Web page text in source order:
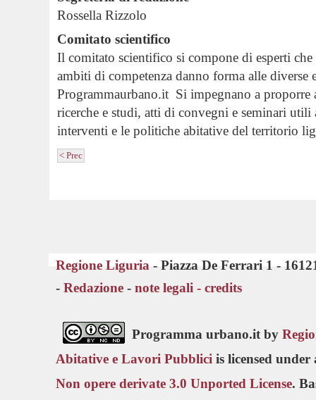
Rossella Rizzolo
Comitato scientifico
Il comitato scientifico si compone di esperti
ambiti di competenza danno forma alle
Programmaurbano.it Si impegnano a proporre
ricerche e studi, atti di convegni e seminari
interventi e le politiche abitative del territorio
< Prec
Regione Liguria - Piazza De Ferrari 1 -
- Redazione - note legali - credits
Programma urbano.it by
Abitative e Lavori Pubblici is licensed
Non opere derivate 3.0 Unported License.